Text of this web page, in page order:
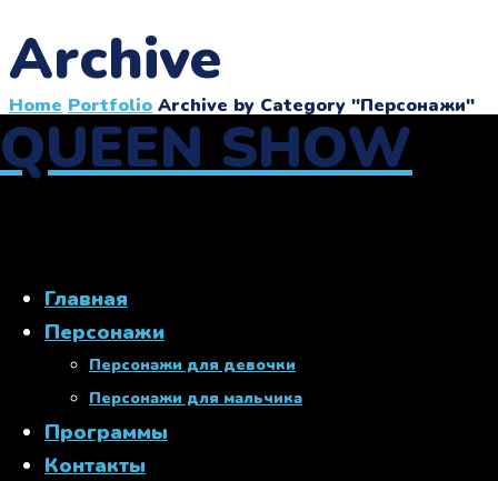
QUEEN SHOW
Главная
Персонажи
Персонажи для девочки
Персонажи для мальчика
Программы
Контакты
Archive
Home Portfolio Archive by Category "Персонажи"
Portfolio Category:
Персонажи